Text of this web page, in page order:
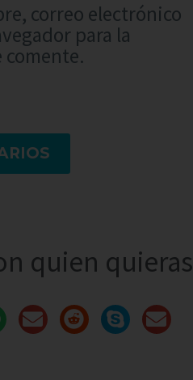
correo electrónico
para la
comente.
quien quieras